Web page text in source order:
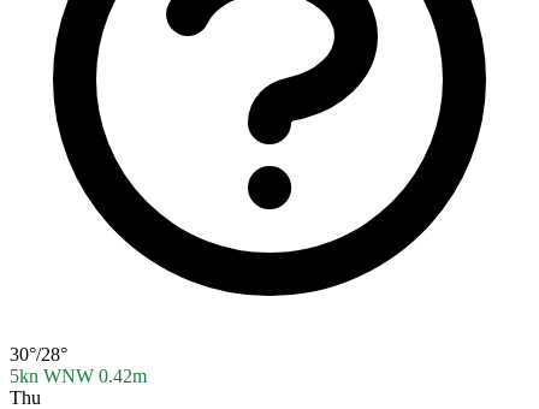
30°/28°
5kn WNW 0.42m
Thu